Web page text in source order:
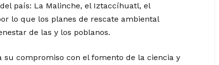
país: La Malinche, el Iztaccíhuatl, el
lo que los planes de rescate ambiental
de las y los poblanos.
su compromiso con el fomento de la ciencia y